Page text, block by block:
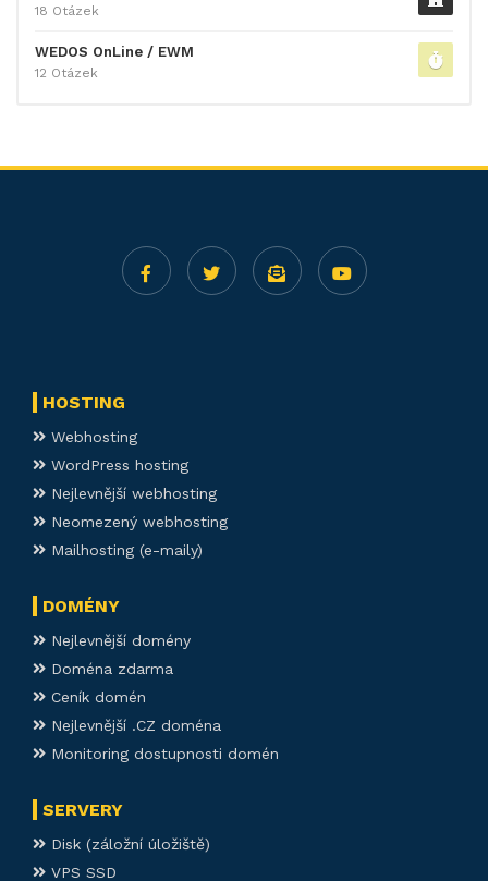
18 Otázek
WEDOS OnLine / EWM
12 Otázek
HOSTING
Webhosting
WordPress hosting
Nejlevnější webhosting
Neomezený webhosting
Mailhosting (e-maily)
DOMÉNY
Nejlevnější domény
Doména zdarma
Ceník domén
Nejlevnější .CZ doména
Monitoring dostupnosti domén
SERVERY
Disk (záložní úložiště)
VPS SSD